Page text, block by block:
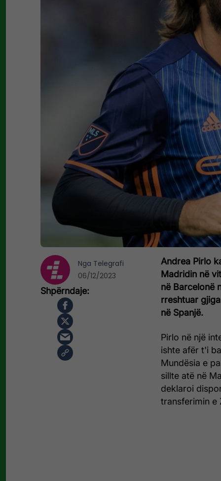
Andrea Pirlo
Madridin në
në Barcelonë
rreshtuar
në Spanjë.
Pirlo në një
ishte afër t'i
Mundësia e
sillte atë në
deklaroi
transferimin e
Nga Telegrafi
06/12/2023